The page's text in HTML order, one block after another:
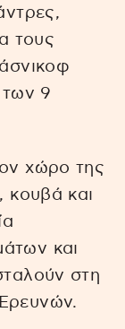
τους
των 9
χώρο της
κουβά και
και
στη